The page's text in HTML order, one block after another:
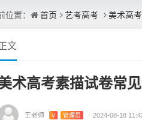
位置： 首页 艺考高考 美术高
文
术高考素描试卷常
王老师 V 管理员 / 2024-08-18